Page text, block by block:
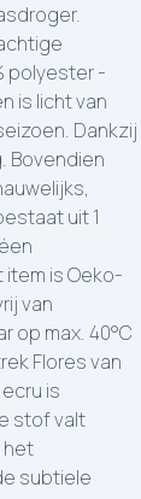
polyester -
is licht van
Dankzij
Bovendien
uit 1
item is Oeko-
van
op max. 40°C
Flores van
is
stof valt
het
subtiele